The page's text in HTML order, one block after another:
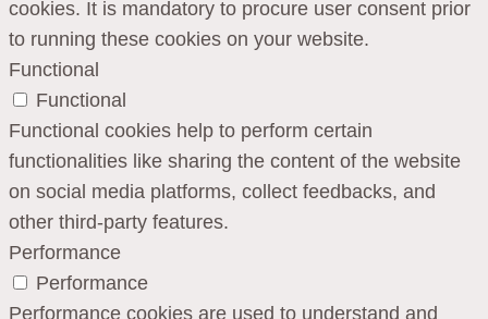
cookies. It is mandatory to procure user consent prior
to running these cookies on your website.
Functional
Functional
Functional cookies help to perform certain
functionalities like sharing the content of the website
on social media platforms, collect feedbacks, and
other third-party features.
Performance
Performance
Performance cookies are used to understand and